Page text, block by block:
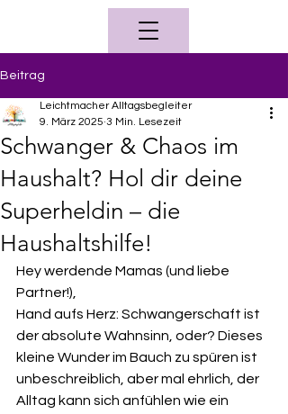
Beitrag
Schwanger & Chaos im
Haushalt? Hol dir deine
Superheldin – die
Haushaltshilfe!
Leichtmacher Alltagsbegleiter
9. März 2025 3 Min. Lesezeit
Hey werdende Mamas (und liebe
Partner!),
Hand aufs Herz: Schwangerschaft ist
der absolute Wahnsinn, oder? Dieses
kleine Wunder im Bauch zu spüren ist
unbeschreiblich, aber mal ehrlich, der
Alltag kann sich anfühlen wie ein